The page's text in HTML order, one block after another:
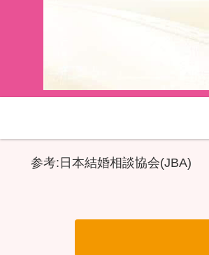
参考:日本結婚相談協会(JBA)